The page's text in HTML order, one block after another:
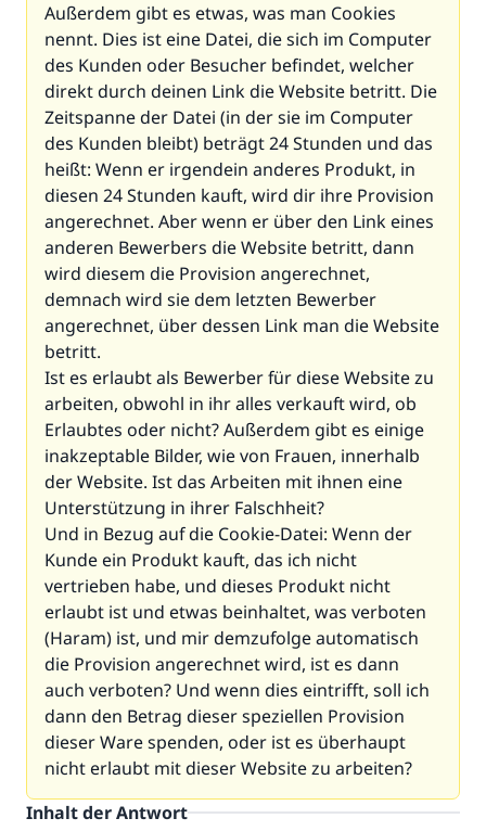
Außerdem gibt es etwas, was man Cookies
nennt. Dies ist eine Datei, die sich im Computer
des Kunden oder Besucher befindet, welcher
direkt durch deinen Link die Website betritt. Die
Zeitspanne der Datei (in der sie im Computer
des Kunden bleibt) beträgt 24 Stunden und das
heißt: Wenn er irgendein anderes Produkt, in
diesen 24 Stunden kauft, wird dir ihre Provision
angerechnet. Aber wenn er über den Link eines
anderen Bewerbers die Website betritt, dann
wird diesem die Provision angerechnet,
demnach wird sie dem letzten Bewerber
angerechnet, über dessen Link man die Website
betritt.
Ist es erlaubt als Bewerber für diese Website zu
arbeiten, obwohl in ihr alles verkauft wird, ob
Erlaubtes oder nicht? Außerdem gibt es einige
inakzeptable Bilder, wie von Frauen, innerhalb
der Website. Ist das Arbeiten mit ihnen eine
Unterstützung in ihrer Falschheit?
Und in Bezug auf die Cookie-Datei: Wenn der
Kunde ein Produkt kauft, das ich nicht
vertrieben habe, und dieses Produkt nicht
erlaubt ist und etwas beinhaltet, was verboten
(Haram) ist, und mir demzufolge automatisch
die Provision angerechnet wird, ist es dann
auch verboten? Und wenn dies eintrifft, soll ich
dann den Betrag dieser speziellen Provision
dieser Ware spenden, oder ist es überhaupt
nicht erlaubt mit dieser Website zu arbeiten?
Inhalt der Antwort